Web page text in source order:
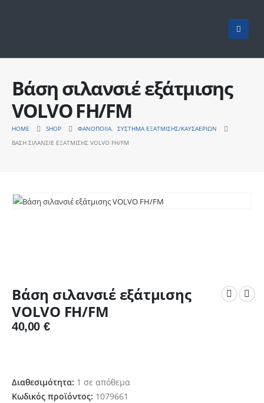
Βάση σιλανσιέ εξάτμισης
VOLVO FH/FM
HOME SHOP ΦΑΝΟΠΟΙΊΑ,
ΣΎΣΤΗΜΑ ΕΞΆΤΜΙΣΗΣ/ΚΑΥΣΑΕΡΊΩΝ
ΒΆΣΗ ΣΙΛΑΝΣΙΈ ΕΞΆΤΜΙΣΗΣ VOLVO FH/FM
Βάση σιλανσιέ εξάτμισης
VOLVO FH/FM
40,00 €
Διαθεσιμότητα: 1 σε απόθεμα
Κωδικός προϊόντος: 1079661